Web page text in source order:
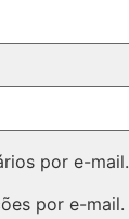
por e-mail.
por e-mail.